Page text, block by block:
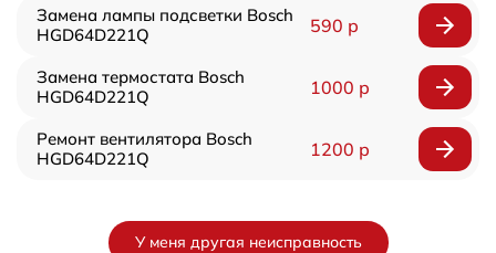
Замена лампы подсветки Bosch
HGD64D221Q
590 р
Замена термостата Bosch
HGD64D221Q
1000 р
Ремонт вентилятора Bosch
HGD64D221Q
1200 р
У меня другая неисправность